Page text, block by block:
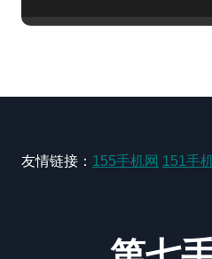
友情链接： 155手机网 151手